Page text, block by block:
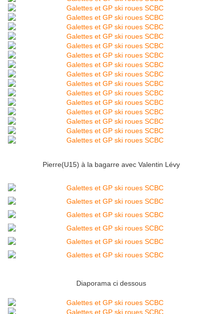
Pierre(U15) à la bagarre avec Valentin Lévy
Diaporama ci dessous